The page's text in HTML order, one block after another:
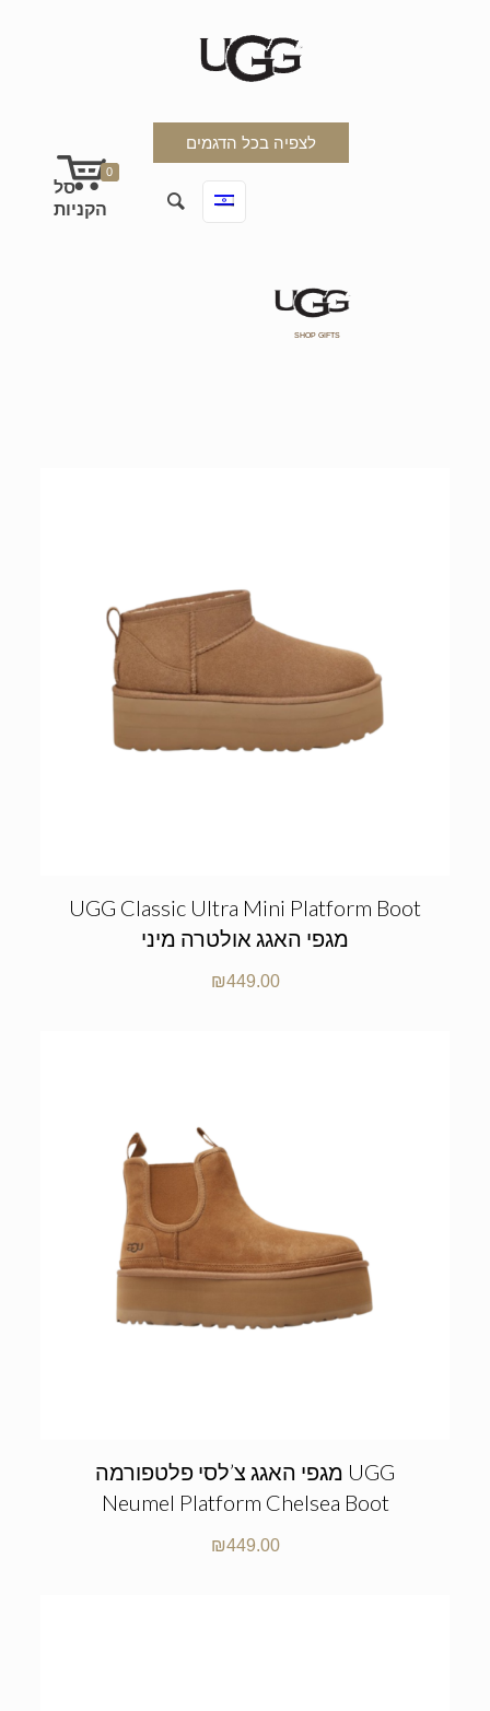
לצפיה בכל הדגמים
0
SHOP GIFTS
UGG Classic Ultra Mini Platform Boot
מגפי האגג אולטרה מיני
₪449.00
מגפי האגג צ’לסי פלטפורמה UGG
Neumel Platform Chelsea Boot
₪449.00